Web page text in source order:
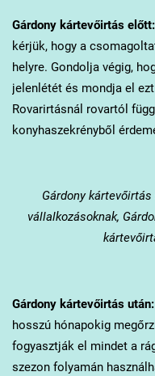
Gárdonykártevőirtás előtt:
kérjük, hogy a
helyre. Gondolja végig,
jelenlétét és mondja el
Rovarirtásnál rovartól
konyhaszekrényből
Gárdonykártevőirtás
vállalkozásoknak,
Gárdonykártevőirtás után:
hosszú hónapokig
fogyasztják el mindet a
szezon folyamán